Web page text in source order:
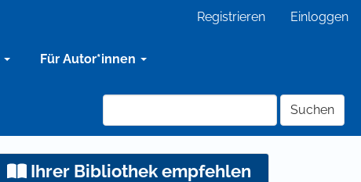
Registrieren Einloggen
Für Autor*innen
Suchen
Ihrer Bibliothek empfehlen